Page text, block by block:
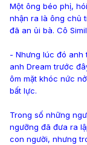
Một ông béo phị,
nhận ra là ông chủ
đã an ủi bà. Cô
- Nhưng lúc đó anh
anh Dream trước
ôm mặt khóc nức
bất lực.
Trong số những
ngưỡng đã đưa ra
con người, nhưng